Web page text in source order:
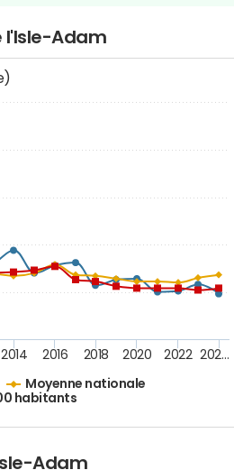
l'Isle-Adam
Moyenne nationale
habitants
2014 2016 2018 2020 2022 202…
Adam